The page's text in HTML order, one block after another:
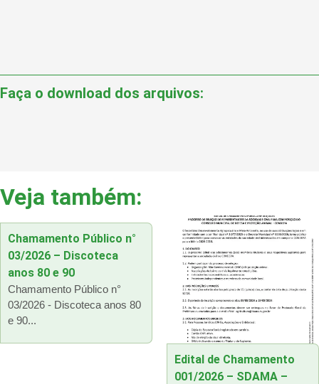
Faça o download dos arquivos:
Veja também:
Chamamento Público n°
03/2026 – Discoteca
anos 80 e 90
Chamamento Público n°
03/2026 - Discoteca anos 80
e 90...
Edital de Chamamento
001/2026 – SDAMA –